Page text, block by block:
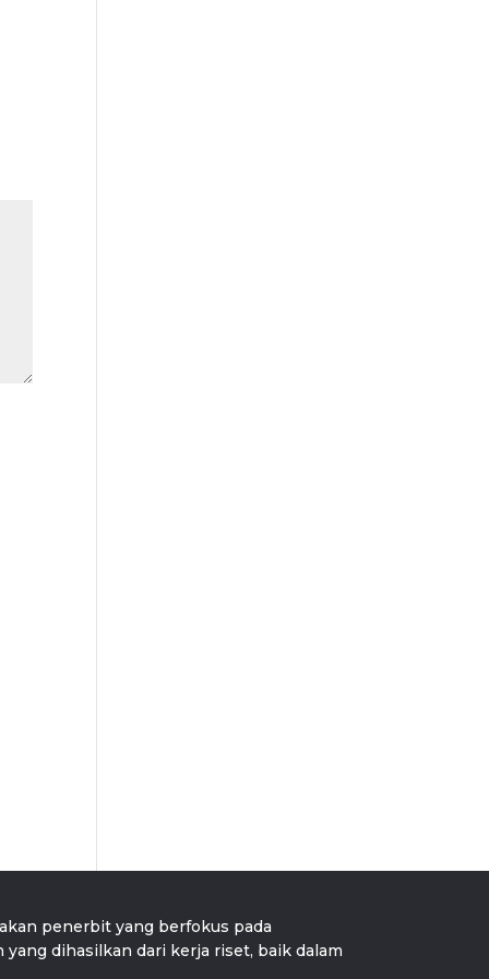
penerbit yang berfokus pada
dihasilkan dari kerja riset, baik dalam